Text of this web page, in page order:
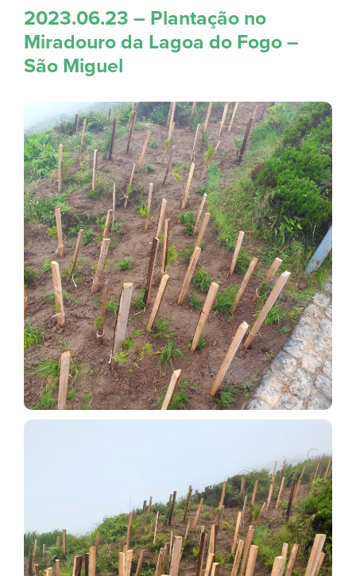
2023.06.23 – Plantação no
Miradouro da Lagoa do Fogo –
São Miguel